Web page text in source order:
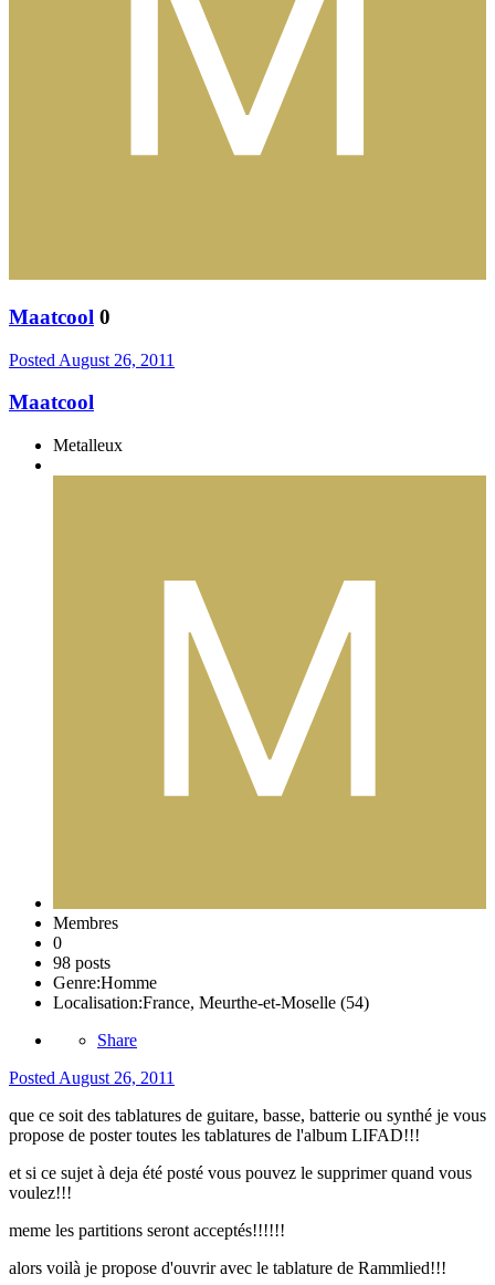
Maatcool 0
Posted August 26, 2011
Maatcool
Metalleux
Membres
0
98 posts
Genre:Homme
Localisation:France, Meurthe-et-Moselle (54)
Share
Posted August 26, 2011
que ce soit des tablatures de guitare, basse, batterie ou synthé je vous
propose de poster toutes les tablatures de l'album LIFAD!!!
et si ce sujet à deja été posté vous pouvez le supprimer quand vous
voulez!!!
meme les partitions seront acceptés!!!!!!
alors voilà je propose d'ouvrir avec le tablature de Rammlied!!!